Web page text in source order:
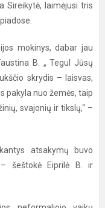
Sireikytė, laimėjusi tris
mokinys, dabar jau
B. „ Tegul Jūsų
skrydis – laisvas,
pakyla nuo žemės, taip
svajonių ir tikslų,“ –
atsakymų buvo
– šeštokė Eiprilė B. ir